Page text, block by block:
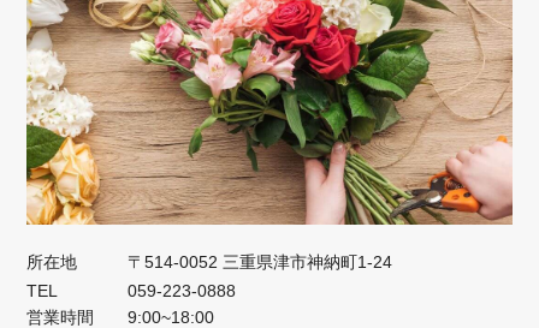
所在地
〒514-0052 三重県津市神納町1-24
TEL
059-223-0888
営業時間
9:00~18:00